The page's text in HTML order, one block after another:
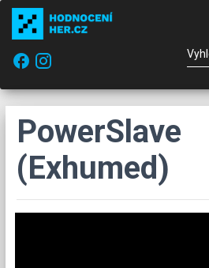
facebook
PowerSlave
(Exhumed)